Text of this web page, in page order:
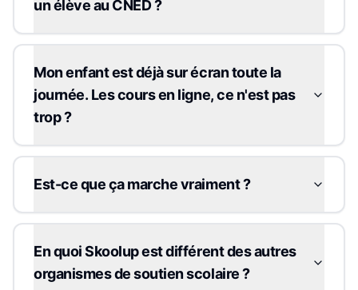
un élève au CNED ?
Mon enfant est déjà sur écran toute la
journée. Les cours en ligne, ce n'est pas
trop ?
Est-ce que ça marche vraiment ?
En quoi Skoolup est différent des autres
organismes de soutien scolaire ?